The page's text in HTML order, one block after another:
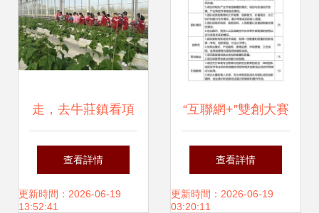
走，去牛莊鎮看項
目 教育項目投資的
未來之路
查看詳情
更新時間：2026-06-19
13:52:41
“互聯網+”雙創大賽
教育項目投資評審
規則重構 機遇、挑
查看詳情
更新時間：2026-06-19
03:20:11